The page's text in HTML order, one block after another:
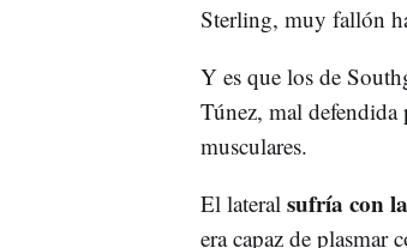
Sterling, muy fallón
Y es que los de
Túnez, mal
musculares.
El lateralsufría con
era capaz de plasmar